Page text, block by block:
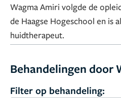
Wagma Amiri volgde de
de Haagse Hogeschool en is
huidtherapeut.
Behandelingen door
Filter op behandeling: